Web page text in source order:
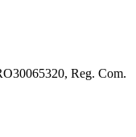
Reg. Com.